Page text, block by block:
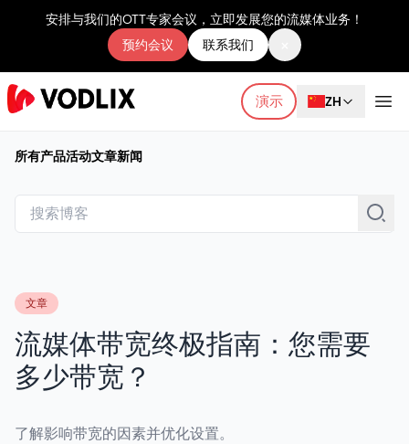
安排与我们的OTT专家会议，立即发展您的流媒体业务！
预约会议
联系我们
演示 ZH
所有产品活动文章新闻
文章
流媒体带宽终极指南：您需要
多少带宽？
了解影响带宽的因素并优化设置。